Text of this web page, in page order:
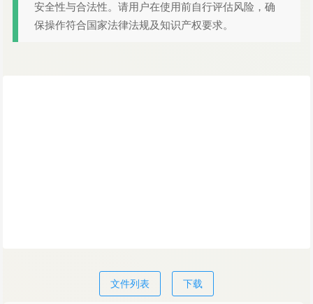
安全性与合法性。请用户在使用前自行评估风险，确
保操作符合国家法律法规及知识产权要求。
文件列表 下载